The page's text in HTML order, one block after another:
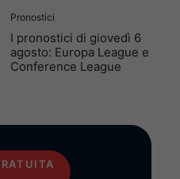
Pronostici
I pronostici di giovedì 6
agosto: Europa League e
Conference League